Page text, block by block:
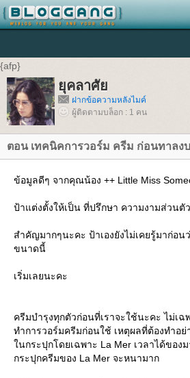
{afp}
ยุคลาศัย
ฝากข้อความหลังไมค์
ผู้ติดตามบล็อก : 1 คน
ตอน เทคนิคการวอร์ม ครีม ก่อนทาลง
ข้อมูลดีๆ จากคุณน้อง ++ Little Miss
ป้าแต่งตั้งให้เป็น ที่ปรึกษา ความงามส่วนตั
สำคัญมากๆนะคะ ป้าเองยังไม่เคยรู้มาก่อ
ขนาดนี้
เริ่มเลยนะคะ
ครีมบำรุงทุกตัวก่อนที่เราจะใช้นะคะ ไม่เฉ
ทำการวอร์มครีมก่อนใช้ เหตุผลที่ต้องทำอย่
ในกระปุกโดยเฉพาะ La Mer เวลาได้ของ
กระปุกครีมของ La Mer จะหนามาก